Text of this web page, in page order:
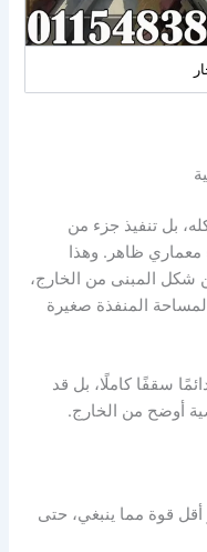
بل تنفيذ جزء من
ظاهر. وهذا
شكل المبنى من الخارج،
المنفذة صغيرة
سقفًا كاملًا، بل قد
أوضح من الخارج.
قوة مما ينبغي، حتى